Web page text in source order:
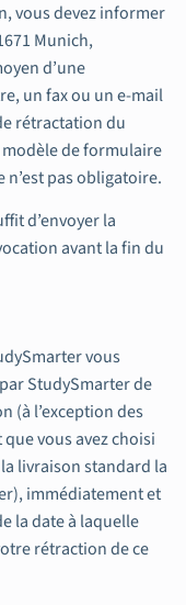
vous devez informer
Munich,
d’une
un fax ou un e-mail
rétractation du
de formulaire
pas obligatoire.
d’envoyer la
avant la fin du
vous
StudySmarter de
(à l’exception des
vous avez choisi
livraison standard la
immédiatement et
la date à laquelle
rétraction de ce